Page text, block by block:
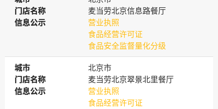
门店名称
门店名称
麦当劳北京信息路餐厅
信息公示
信息公示
营业执照
食品经营许可证
食品安全监督量化分级
城市
城市
北京市
门店名称
门店名称
麦当劳北京翠景北里餐厅
信息公示
信息公示
营业执照
食品经营许可证